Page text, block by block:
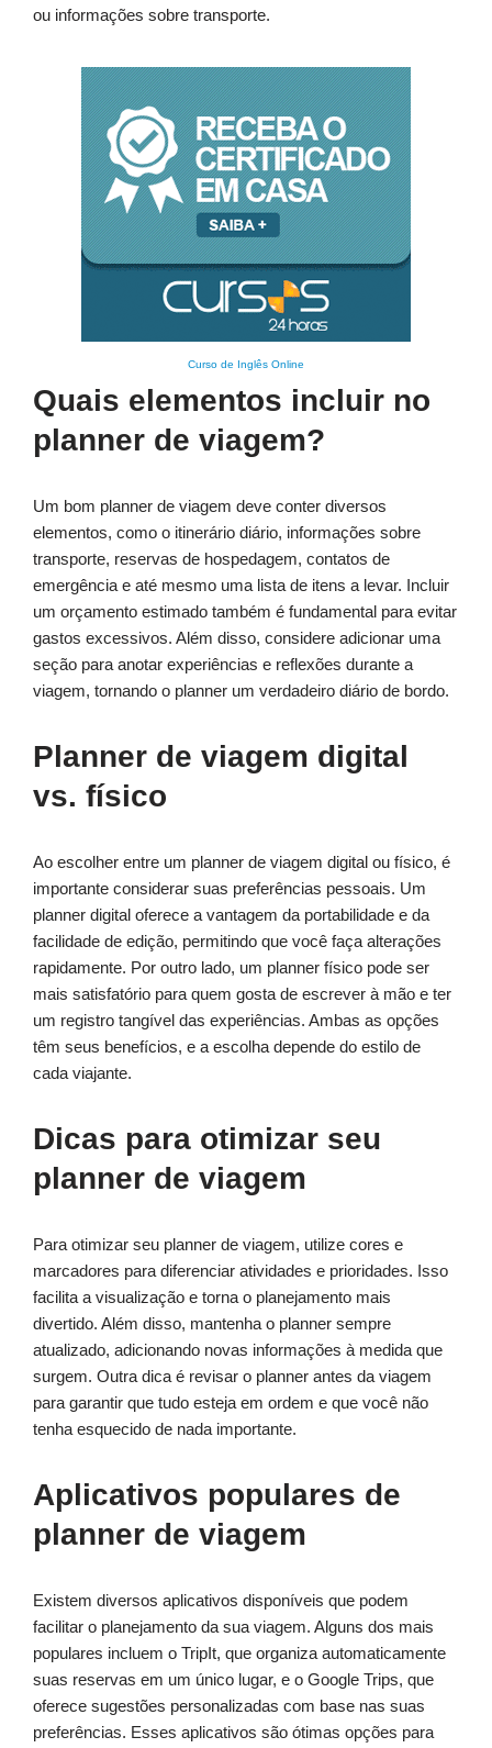
ou informações sobre transporte.
Curso de Inglês Online
Quais elementos incluir no
planner de viagem?
Um bom planner de viagem deve conter diversos
elementos, como o itinerário diário, informações sobre
transporte, reservas de hospedagem, contatos de
emergência e até mesmo uma lista de itens a levar. Incluir
um orçamento estimado também é fundamental para evitar
gastos excessivos. Além disso, considere adicionar uma
seção para anotar experiências e reflexões durante a
viagem, tornando o planner um verdadeiro diário de bordo.
Planner de viagem digital
vs. físico
Ao escolher entre um planner de viagem digital ou físico, é
importante considerar suas preferências pessoais. Um
planner digital oferece a vantagem da portabilidade e da
facilidade de edição, permitindo que você faça alterações
rapidamente. Por outro lado, um planner físico pode ser
mais satisfatório para quem gosta de escrever à mão e ter
um registro tangível das experiências. Ambas as opções
têm seus benefícios, e a escolha depende do estilo de
cada viajante.
Dicas para otimizar seu
planner de viagem
Para otimizar seu planner de viagem, utilize cores e
marcadores para diferenciar atividades e prioridades. Isso
facilita a visualização e torna o planejamento mais
divertido. Além disso, mantenha o planner sempre
atualizado, adicionando novas informações à medida que
surgem. Outra dica é revisar o planner antes da viagem
para garantir que tudo esteja em ordem e que você não
tenha esquecido de nada importante.
Aplicativos populares de
planner de viagem
Existem diversos aplicativos disponíveis que podem
facilitar o planejamento da sua viagem. Alguns dos mais
populares incluem o TripIt, que organiza automaticamente
suas reservas em um único lugar, e o Google Trips, que
oferece sugestões personalizadas com base nas suas
preferências. Esses aplicativos são ótimas opções para